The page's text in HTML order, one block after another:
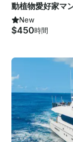
New
$450時間